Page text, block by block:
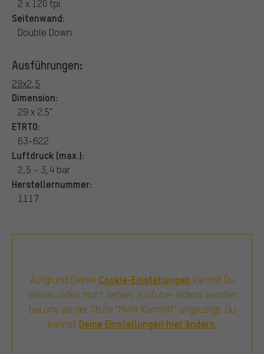
2 x 120 tpi
Seitenwand:
Double Down
Ausführungen:
29x2,5
Dimension:
29 x 2.5"
ETRTO:
63-622
Luftdruck (max.):
2,5 - 3,4 bar
Herstellernummer:
1117
Aufgrund Deiner Cookie-Einstellungen kannst Du
dieses Video nicht sehen. YouTube-Videos werden
bei uns ab der Stufe "Mehr Komfort" angezeigt. Du
kannst Deine Einstellungen hier ändern.